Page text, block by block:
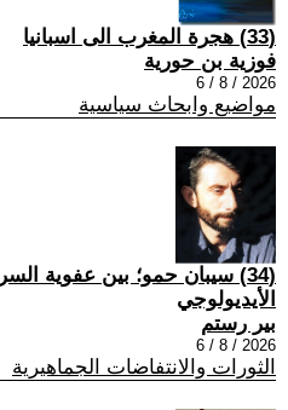
(33) هجرة المغرب الى اسبانيا
فوزية بن حورية
2026 / 8 / 6
مواضيع وابحاث سياسية
(34) سيبان حمو؛ بين عفوية
الأيديولوجي
بير رستم
2026 / 8 / 6
الثورات والانتفاضات الجماهيرية